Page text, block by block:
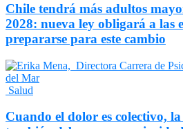
Chile tendrá más adultos
2028: nueva ley obligará a las
prepararse para este cambio
Salud
Cuando el dolor es colectivo,